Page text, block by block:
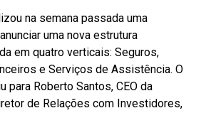
na semana passada uma
uma nova estrutura
em quatro verticais: Seguros,
e Serviços de Assistência. O
para Roberto Santos, CEO da
de Relações com Investidores,